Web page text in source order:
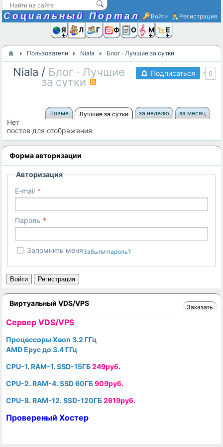
Социальный Портал Войти Регистрация
Я иЛюди
Группы
Фото Ещё
Пользователи Niala Блог · Лучшие за сутки
Подписаться 0
Niala / Блог · Лучшие
за сутки
Новые Лучшие за сутки за неделю за месяц
Нет
постов для отображения
Форма авторизации
Авторизация
E-mail
Пароль
Запомнить меняЗабыли пароль?
Войти Регистрация
Виртуальный VDS/VPS Заказать
Cервер VDS/VPS
Процессоры Xeon 3.2 ГГц
AMD Epyc до 3.4 ГГц
CPU-1. RAM-1. SSD-15ГБ249руб.
CPU-2. RAM-4. SSD 60ГБ909руб.
CPU-8. RAM-12. SSD-120ГБ2619руб.
Провереный Хостер